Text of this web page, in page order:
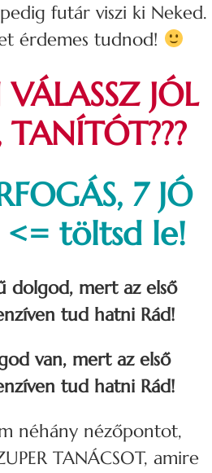
futár viszi ki Neked.
érdemes tudnod!
JÓL
TANÍTÓT???
7 JÓ
<= töltsd le!
dolgod, mert az első
tud hatni Rád!
van, mert az első
tud hatni Rád!
néhány nézőpontot,
TANÁCSOT, amire